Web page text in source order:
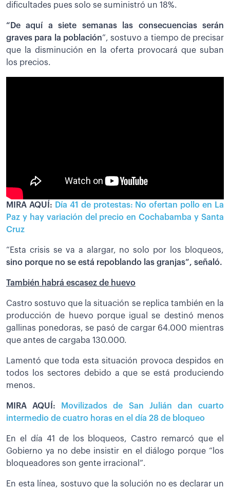
dificultades pues solo se suministró un 18%.
“De aquí a siete semanas las consecuencias serán
graves para la población”, sostuvo a tiempo de precisar
que la disminución en la oferta provocará que suban
los precios.
MIRA AQUÍ: Día 41 de protestas: No ofertan pollo en La
Paz y hay variación del precio en Cochabamba y Santa
Cruz
“Esta crisis se va a alargar, no solo por los bloqueos,
sino porque no se está repoblando las granjas”, señaló.
También habrá escasez de huevo
Castro sostuvo que la situación se replica también en la
producción de huevo porque igual se destinó menos
gallinas ponedoras, se pasó de cargar 64.000 mientras
que antes de cargaba 130.000.
Lamentó que toda esta situación provoca despidos en
todos los sectores debido a que se está produciendo
menos.
MIRA AQUÍ:
Movilizados de San Julián dan cuarto
intermedio de cuatro horas en el día 28 de bloqueo
En el día 41 de los bloqueos, Castro remarcó que el
Gobierno ya no debe insistir en el diálogo porque “los
bloqueadores son gente irracional”.
En esta línea, sostuvo que la solución no es declarar un